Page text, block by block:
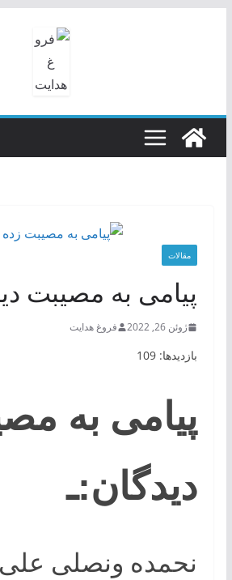
مقالات
پیامی به مصیبت
ژوئن 26, 2022 فروغ هدایت
بازدیدها: 109
پیامی به
دیدگان:ـ
نحمده ونصلی